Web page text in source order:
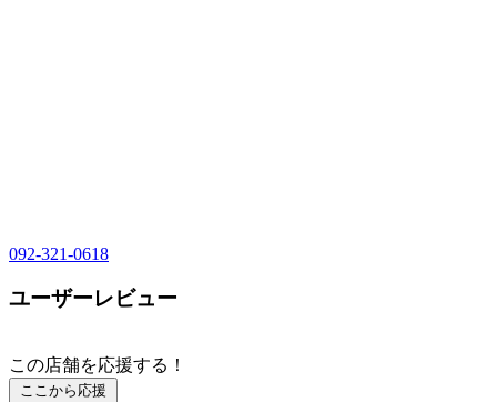
092-321-0618
ユーザーレビュー
この店舗を応援する！
ここから応援